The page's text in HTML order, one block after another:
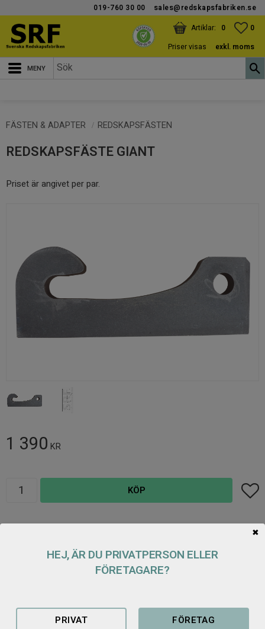
Meny
019-760 30 00 sales@redskapsfabriken.se
0
KUNDVAGN
ANTAL PRODUKTER:
0
Priser visas
exkl. moms
FÄSTEN & ADAPTER REDSKAPSFÄSTEN
REDSKAPSFÄSTE GIANT
Priset är angivet per par.
1 390 KR
KÖP Lägg
HEJ, ÄR DU PRIVATPERSON ELLER
FÖRETAGARE?
PRIVAT FÖRETAG
✖